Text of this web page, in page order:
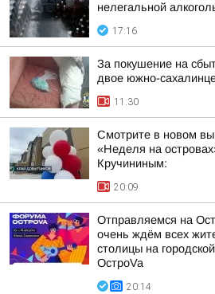
нелегальной
17:16
За покушение на
двое южно-
11:30
Смотрите в новом
«Неделя на
Кручининым:
20:09
Отправляемся на
очень ждём всех
столицы на
ОстроVa
20:14